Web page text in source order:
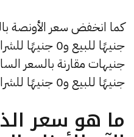
جنيهًا للبيع و0 جنيهًا للشراء.